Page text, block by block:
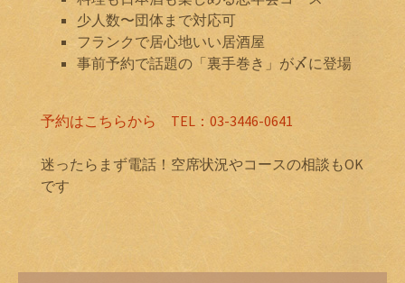
少人数〜団体まで対応可
フランクで居心地いい居酒屋
事前予約で話題の「裏手巻き」が〆に登場
予約はこちらから TEL：03-3446-0641
迷ったらまず電話！空席状況やコースの相談もOK
です